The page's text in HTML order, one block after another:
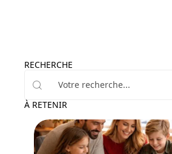
RECHERCHE
À RETENIR